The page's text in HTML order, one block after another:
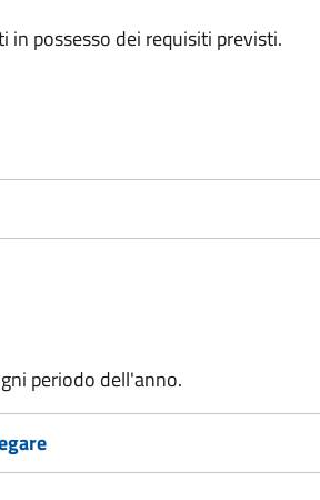
possesso dei requisiti previsti.
periodo dell'anno.